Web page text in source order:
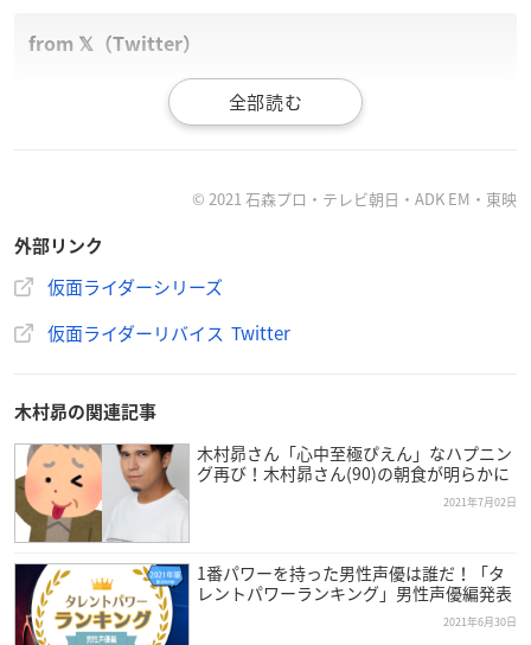
本日より公開の「#スーパーヒーロー戦記 」にて「仮面ライ
さまランチのお供にご視聴ください！
#リバイス
5g0
© 2021 石森プロ・テレビ朝日・ADK EM・東映
外部リンク
仮面ライダーシリーズ
仮面ライダーリバイス Twitter
木村昴の関連記事
木村昴さん「心中至極ぴえん」なハプニン
グ再び！木村昴さん(90)の朝食が明らかに
2021年7月02日
1番パワーを持った男性声優は誰だ！「タ
レントパワーランキング」男性声優編発表
2021年6月30日